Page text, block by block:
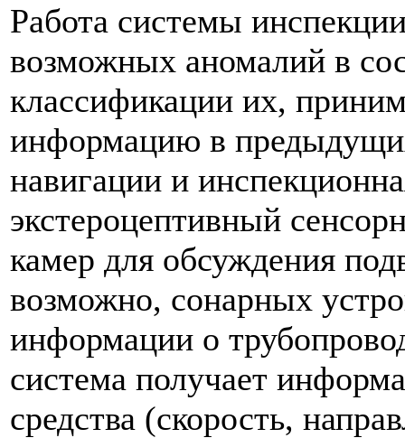
Работа системы
возможных аномалий в
классификации их,
информацию в
навигации и
экстероцептивный
камер для обсуждения
возможно, сонарных
информации о
система получает
средства (скорость,